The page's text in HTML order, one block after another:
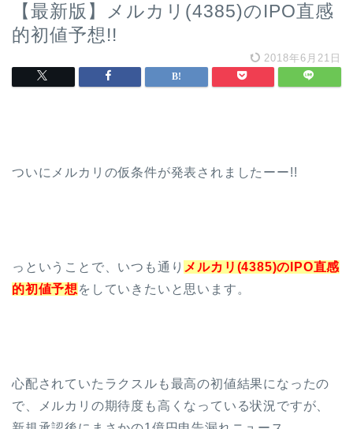
【最新版】メルカリ(4385)のIPO直感
的初値予想!!
2018年6月21日
ついにメルカリの仮条件が発表されましたーー!!
っということで、いつも通り メルカリ(4385)のIPO直感
的初値予想 をしていきたいと思います。
心配されていたラクスルも最高の初値結果になったの
で、メルカリの期待度も高くなっている状況ですが、